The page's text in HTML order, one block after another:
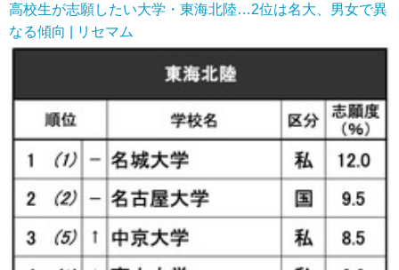
高校生が志願したい大学・東海北陸…2位は名大、男女で異
なる傾向 | リセマム